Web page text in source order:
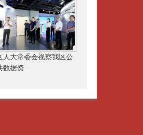
人大常委会视察我区公
数据资...